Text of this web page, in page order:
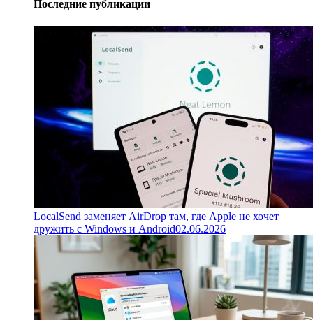
Последние публикации
LocalSend заменяет AirDrop там, где Apple не хочет
дружить с Windows и Android02.06.2026